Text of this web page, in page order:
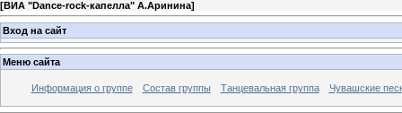
[ВИА "Dance-rock-капелла" А.Аринина]
Вход на сайт
Меню сайта
Информация о группе Состав группы Танцевальная группа Чувашские